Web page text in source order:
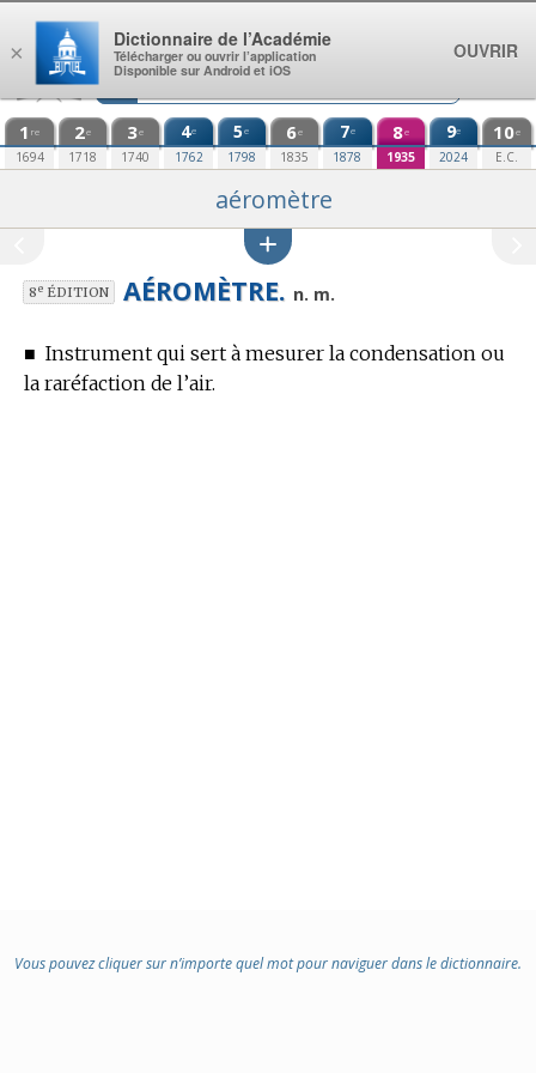
Aller au contenu
1 re
1694
2e
1718
3e
1740
4e
1762
5e
1798
6e
1835
7e
1878
8e
1935
9e
2024
10e
E.C.
aéromètre
8eÉDITION AÉROMÈTRE. n. m.
■ Instrument qui sert à mesurer la condensation ou
la raréfaction de l’air.
Vous pouvez cliquer sur n’importe quel mot pour naviguer dans le dictionnaire.
×
Dictionnaire de l’Académie
Télécharger ou ouvrir l’application
Disponible sur Android et iOS
OUVRIR